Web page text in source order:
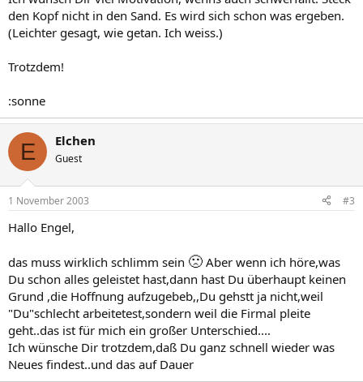
den Kopf nicht in den Sand. Es wird sich schon was ergeben.
(Leichter gesagt, wie getan. Ich weiss.)
Trotzdem!
:sonne
E Elchen
Guest
1 November 2003 #3
Hallo Engel,
das muss wirklich schlimm sein 🙁 Aber wenn ich höre,was
Du schon alles geleistet hast,dann hast Du überhaupt keinen
Grund ,die Hoffnung aufzugebeb,,Du gehstt ja nicht,weil
"Du"schlecht arbeitetest,sondern weil die Firmal pleite
geht..das ist für mich ein großer Unterschied....
Ich wünsche Dir trotzdem,daß Du ganz schnell wieder was
Neues findest..und das auf Dauer